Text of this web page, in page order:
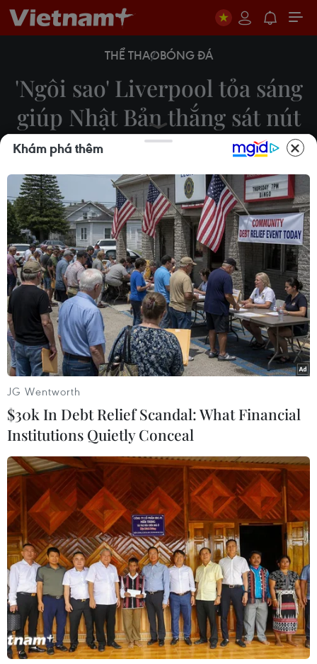
THỂ THAOBÓNG ĐÁ
'Ngôi sao' Liverpool tỏa sáng
giúp Nhật Bản thắng sát nút
Việt Nam
Hiển Nguyễn
11/11/2021 15:03
Tiền đạo Takumi Minamino đang chơi bóng cho
Liverpool tạo điểm nhấn lớn nhất trong chiến
thắng của tuyển Nhật Bản trước Việt Nam trên sân
vận động Mỹ Đình.
Không có bất ngờ, đội tuyển Việt Nam thua 0-1 Nhật Bản ở lượt
trận thứ năm vòng loại World Cup 2022 khu vực châu Á diễn ra
vào tối nay (11/11). (Ảnh: PV/Vietnam+)
Khám phá thêm
JG Wentworth
$30k In Debt Relief Scandal: What Financial
Institutions Quietly Conceal